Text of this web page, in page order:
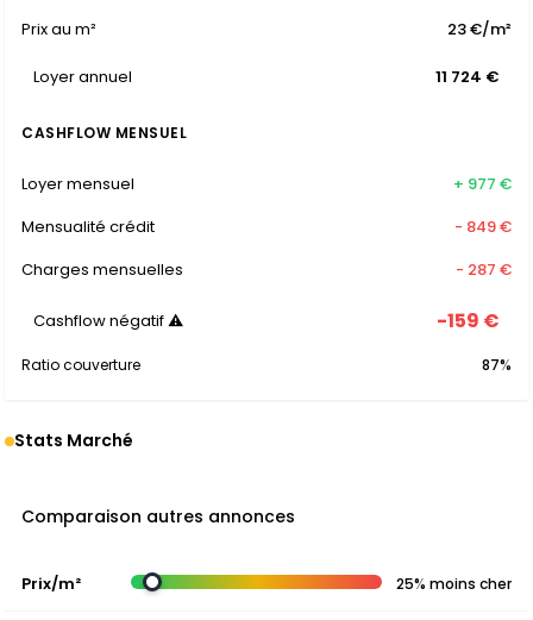
Prix au m² 23 €/m²
Loyer annuel 11 724 €
CASHFLOW MENSUEL
Loyer mensuel
+ 977 €
Mensualité crédit
- 849 €
Charges mensuelles
- 287 €
Cashflow négatif ⚠ -159 €
Ratio couverture 87%
Stats Marché
Comparaison autres annonces
Prix/m² 25% moins cher